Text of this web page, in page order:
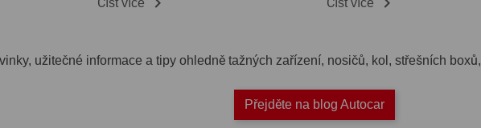
Číst více Číst více
užitečné informace a tipy ohledně tažných zařízení, nosičů, kol, střešních
Přejděte na blog Autocar